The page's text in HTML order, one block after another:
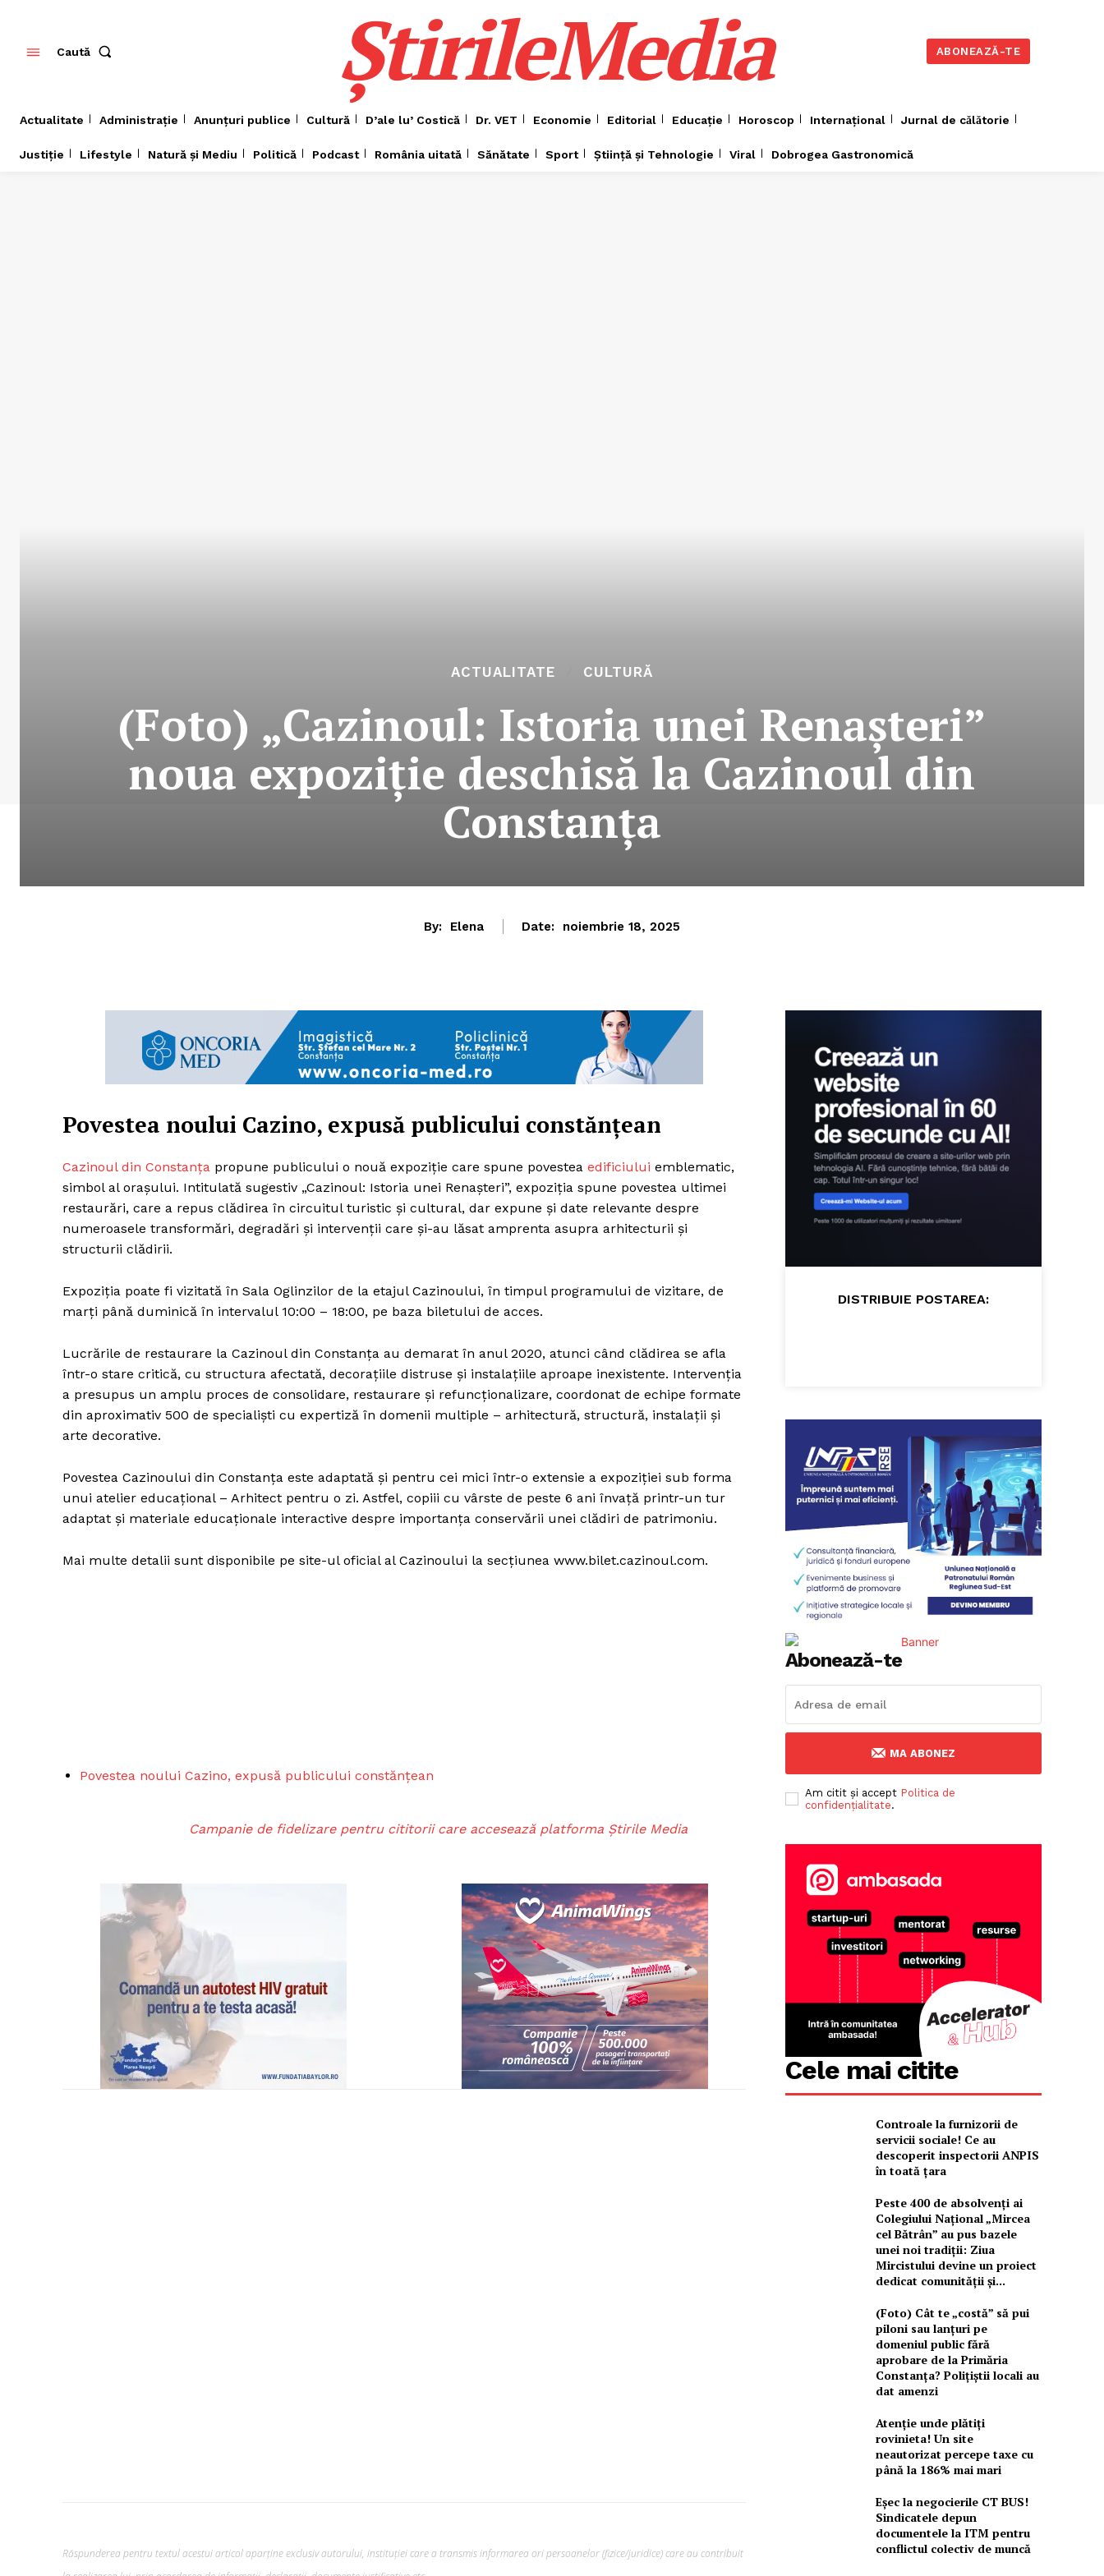
Caută ȘtirileMedia ABONEAZĂ-TE
Actualitate Administrație Anunțuri publice Cultură D’ale lu’ Costică Dr. VET Economie Editorial Educație Horoscop Internațional Jurnal de cǎlǎtorie
Justiție Lifestyle Natură și Mediu Politică Podcast România uitată Sănătate Sport Știință și Tehnologie Viral Dobrogea Gastronomică
ACTUALITATE CULTURĂ
(Foto) „Cazinoul: Istoria unei Renașteri”
noua expoziție deschisă la Cazinoul din
Constanța
By: Elena Date: noiembrie 18, 2025
Povestea noului Cazino, expusă publicului constănțean
Cazinoul din Constanța propune publicului o nouă expoziție care spune povestea edificiului emblematic,
simbol al orașului. Intitulată sugestiv „Cazinoul: Istoria unei Renașteri”, expoziția spune povestea ultimei
restaurări, care a repus clădirea în circuitul turistic și cultural, dar expune și date relevante despre
numeroasele transformări, degradări și intervenții care și-au lăsat amprenta asupra arhitecturii și
structurii clădirii.
Expoziția poate fi vizitată în Sala Oglinzilor de la etajul Cazinoului, în timpul programului de vizitare, de
marți până duminică în intervalul 10:00 – 18:00, pe baza biletului de acces.
Lucrările de restaurare la Cazinoul din Constanța au demarat în anul 2020, atunci când clădirea se afla
într-o stare critică, cu structura afectată, decorațiile distruse și instalațiile aproape inexistente. Intervenția
a presupus un amplu proces de consolidare, restaurare și refuncționalizare, coordonat de echipe formate
din aproximativ 500 de specialiști cu expertiză în domenii multiple – arhitectură, structură, instalații și
arte decorative.
Povestea Cazinoului din Constanța este adaptată și pentru cei mici într-o extensie a expoziției sub forma
unui atelier educațional – Arhitect pentru o zi. Astfel, copiii cu vârste de peste 6 ani învață printr-un tur
adaptat și materiale educaționale interactive despre importanța conservării unei clădiri de patrimoniu.
Mai multe detalii sunt disponibile pe site-ul oficial al Cazinoului la secțiunea www.bilet.cazinoul.com.
Povestea noului Cazino, expusă publicului constănțean
Campanie de fidelizare pentru cititorii care accesează platforma Știrile Media
Răspunderea pentru textul acestui articol aparține exclusiv autorului, instituției care a transmis informarea ori persoanelor (fizice/juridice) care au contribuit
DISTRIBUIE POSTAREA:
Abonează-te
MA ABONEZ
Am citit și accept Politica de
confidențialitate.
Cele mai citite
Controale la furnizorii de
servicii sociale! Ce au
descoperit inspectorii ANPIS
în toată țara
Peste 400 de absolvenți ai
Colegiului Național „Mircea
cel Bătrân” au pus bazele
unei noi tradiții: Ziua
Mircistului devine un proiect
dedicat comunității și...
(Foto) Cât te „costă” să pui
piloni sau lanțuri pe
domeniul public fără
aprobare de la Primăria
Constanța? Polițiștii locali au
dat amenzi
Atenție unde plătiți
rovinieta! Un site
neautorizat percepe taxe cu
până la 186% mai mari
Eșec la negocierile CT BUS!
Sindicatele depun
documentele la ITM pentru
conflictul colectiv de muncă